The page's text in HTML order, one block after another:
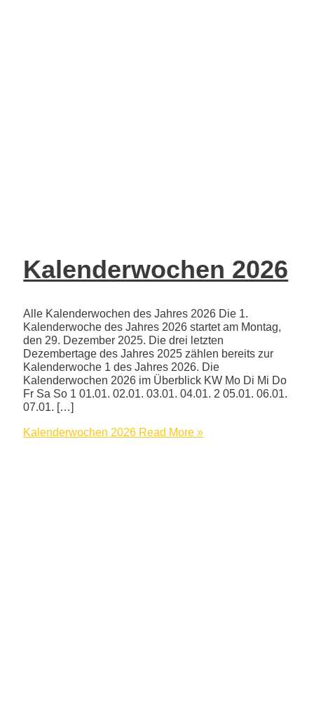
Kalenderwochen 2026
Alle Kalenderwochen des Jahres 2026 Die 1.
Kalenderwoche des Jahres 2026 startet am Montag,
den 29. Dezember 2025. Die drei letzten
Dezembertage des Jahres 2025 zählen bereits zur
Kalenderwoche 1 des Jahres 2026. Die
Kalenderwochen 2026 im Überblick KW Mo Di Mi Do
Fr Sa So 1 01.01. 02.01. 03.01. 04.01. 2 05.01. 06.01.
07.01. […]
Kalenderwochen 2026 Read More »